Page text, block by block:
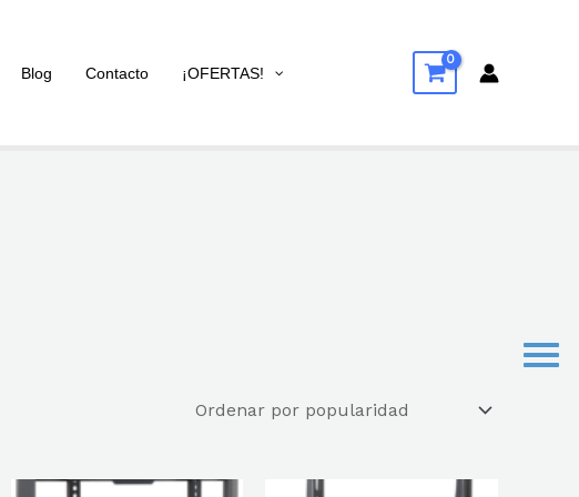
Blog Contacto ¡OFERTAS!